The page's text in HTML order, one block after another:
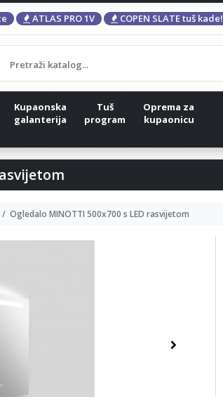
ATLAS PRO 1V COPEN SLATE tuš kade!
Kupaonska
galanterija
Tuš
program
Oprema za
kupaonicu
Ogledalo MINOTTI 500x700 s LED rasvijetom
Next